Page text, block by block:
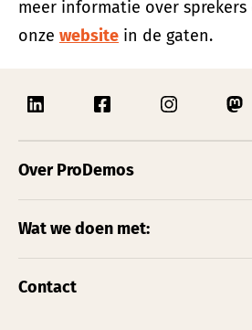
meer informatie over sprekers
onze website in de gaten.
Over ProDemos
Wat we doen met:
Contact